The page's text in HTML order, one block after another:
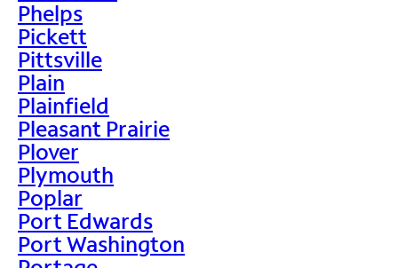
Phelps
Pickett
Pittsville
Plain
Plainfield
Pleasant Prairie
Plover
Plymouth
Poplar
Port Edwards
Port Washington